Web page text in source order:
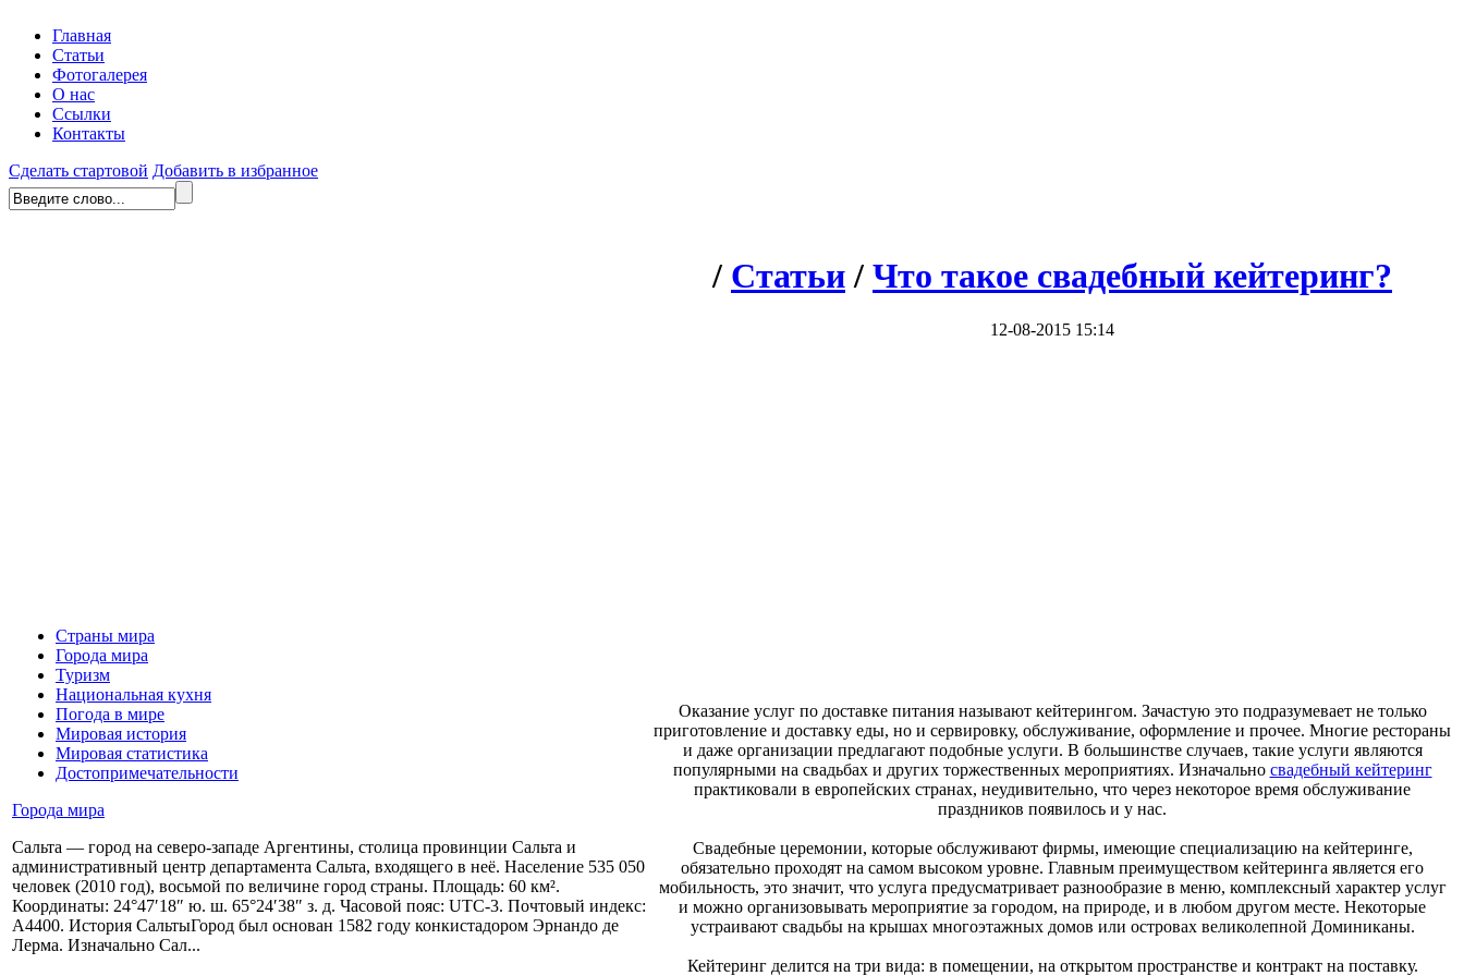
Главная
Статьи
Фотогалерея
О нас
Ссылки
Контакты
Сделать стартовой Добавить в избранное
Страны мира
Города мира
Туризм
Национальная кухня
Погода в мире
Мировая история
Мировая статистика
Достопримечательности
Города мира
Сальта — город на северо-западе Аргентины, столица провинции Сальта и
административный центр департамента Сальта, входящего в неё. Население 535 050
человек (2010 год), восьмой по величине город страны. Площадь: 60 км².
Координаты: 24°47′18″ ю. ш. 65°24′38″ з. д. Часовой пояс: UTC-3. Почтовый индекс:
A4400. История СальтыГород был основан 1582 году конкистадором Эрнандо де
Лерма. Изначально Сал...
/ Статьи/ Что такое свадебный кейтеринг?
12-08-2015 15:14
Оказание услуг по доставке питания называют кейтерингом. Зачастую это подразумевает не только
приготовление и доставку еды, но и сервировку, обслуживание, оформление и прочее. Многие рестораны
и даже организации предлагают подобные услуги. В большинстве случаев, такие услуги являются
популярными на свадьбах и других торжественных мероприятиях. Изначально cвадебный кейтеринг
практиковали в европейских странах, неудивительно, что через некоторое время обслуживание
праздников появилось и у нас.
Свадебные церемонии, которые обслуживают фирмы, имеющие специализацию на кейтеринге,
обязательно проходят на самом высоком уровне. Главным преимуществом кейтеринга является его
мобильность, это значит, что услуга предусматривает разнообразие в меню, комплексный характер услуг
и можно организовывать мероприятие за городом, на природе, и в любом другом месте. Некоторые
устраивают свадьбы на крышах многоэтажных домов или островах великолепной Доминиканы.
Кейтеринг делится на три вида: в помещении, на открытом пространстве и контракт на поставку.